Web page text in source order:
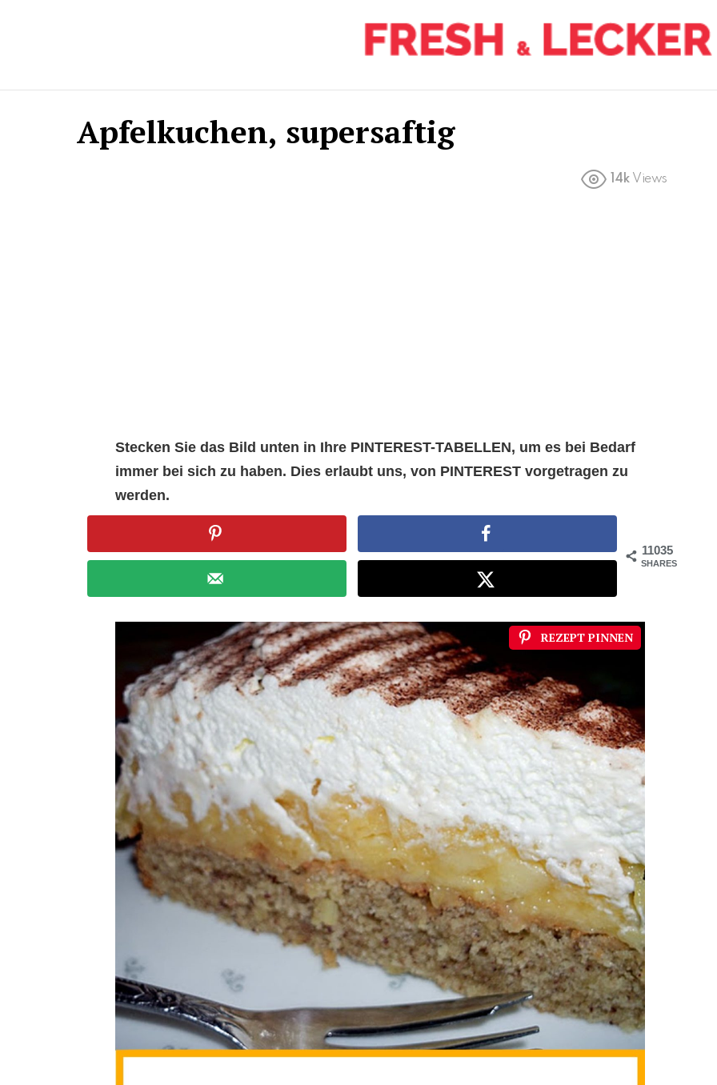
Apfelkuchen, supersaftig
14k Views
Stecken Sie das Bild unten in Ihre PINTEREST-TABELLEN, um es bei Bedarf
immer bei sich zu haben. Dies erlaubt uns, von PINTEREST vorgetragen zu
werden.
11035
SHARES
REZEPT PINNEN